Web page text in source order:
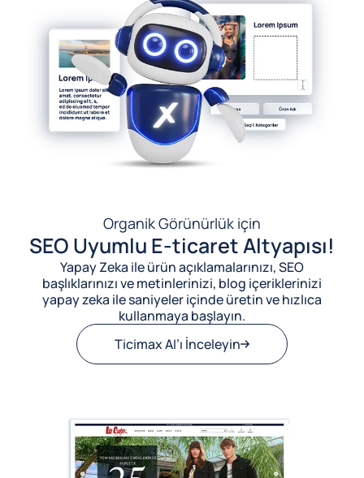
Organik Görünürlük için
SEO Uyumlu E-ticaret Altyapısı!
Yapay Zeka ile ürün açıklamalarınızı, SEO
başlıklarınızı ve metinlerinizi, blog içeriklerinizi
yapay zeka ile saniyeler içinde üretin ve hızlıca
kullanmaya başlayın.
Ticimax AI’ı İnceleyin